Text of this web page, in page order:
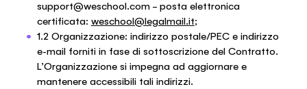
support@weschool.com – posta elettronica
certificata: weschool@legalmail.it;
1.2 Organizzazione: indirizzo postale/PEC e indirizzo
e-mail forniti in fase di sottoscrizione del Contratto.
L’Organizzazione si impegna ad aggiornare e
mantenere accessibili tali indirizzi.